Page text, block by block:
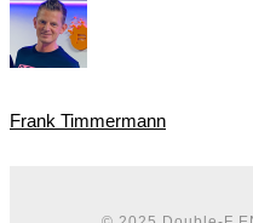
Frank Timmermann